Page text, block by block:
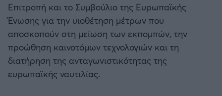
Μάντσεστερ Σίτι
Λίβερπουλ
Τσέλσι
Επιτροπή και το Συμβούλιο της Ευρωπαϊκής
Ένωσης για την υιοθέτηση μέτρων που
αποσκοπούν στη μείωση των εκπομπών, την
προώθηση καινοτόμων τεχνολογιών και τη
διατήρηση της ανταγωνιστικότητας της
ευρωπαϊκής ναυτιλίας.